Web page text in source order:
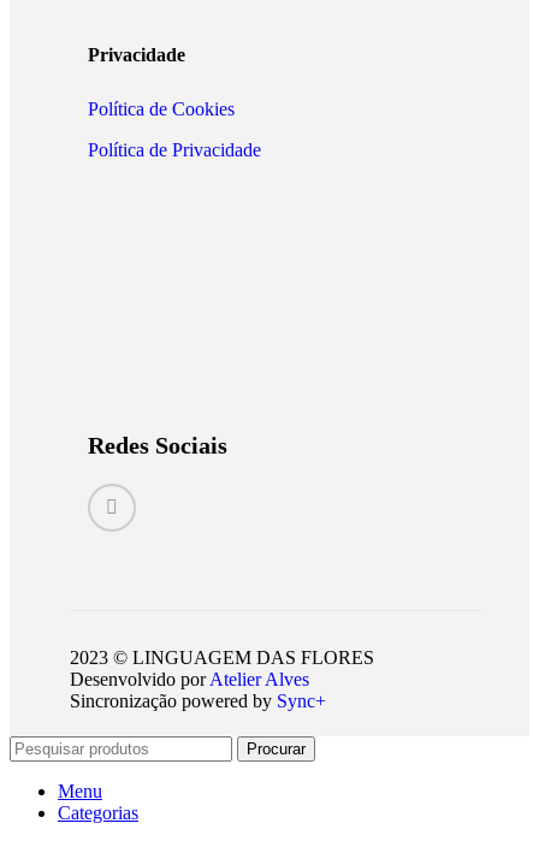
Privacidade
Política de Cookies
Política de Privacidade
Redes Sociais
2023 © LINGUAGEM DAS FLORES
Desenvolvido porAtelier Alves
Sincronização powered by Sync+
Procurar
Menu
Categorias